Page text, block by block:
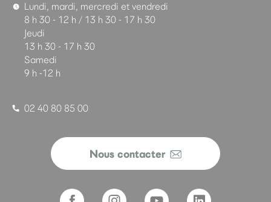
Lundi, mardi, mercredi et vendredi
8 h 30 - 12 h / 13 h 30 - 17 h 30
Jeudi
13 h 30 - 17 h 30
Samedi
9 h -12 h
02 40 80 85 00
Nous contacter